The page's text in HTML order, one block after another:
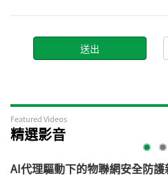
Featured Videos
精選影音
AI代理驅動下的物聯網安全防